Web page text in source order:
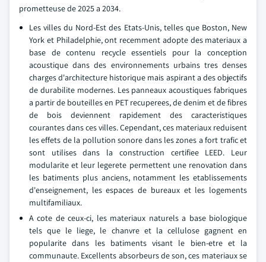
prometteuse de 2025 a 2034.
Les villes du Nord-Est des Etats-Unis, telles que Boston, New
York et Philadelphie, ont recemment adopte des materiaux a
base de contenu recycle essentiels pour la conception
acoustique dans des environnements urbains tres denses
charges d'architecture historique mais aspirant a des objectifs
de durabilite modernes. Les panneaux acoustiques fabriques
a partir de bouteilles en PET recuperees, de denim et de fibres
de bois deviennent rapidement des caracteristiques
courantes dans ces villes. Cependant, ces materiaux reduisent
les effets de la pollution sonore dans les zones a fort trafic et
sont utilises dans la construction certifiee LEED. Leur
modularite et leur legerete permettent une renovation dans
les batiments plus anciens, notamment les etablissements
d'enseignement, les espaces de bureaux et les logements
multifamiliaux.
A cote de ceux-ci, les materiaux naturels a base biologique
tels que le liege, le chanvre et la cellulose gagnent en
popularite dans les batiments visant le bien-etre et la
communaute. Excellents absorbeurs de son, ces materiaux se